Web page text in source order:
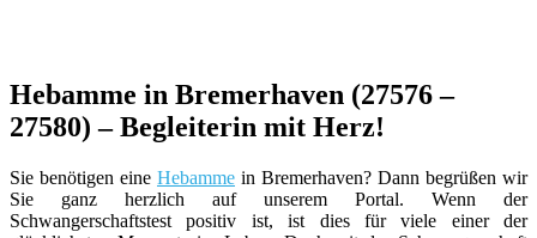
Hebamme in Bremerhaven (27576 –
27580) – Begleiterin mit Herz!
Sie benötigen eine Hebamme in Bremerhaven? Dann begrüßen wir
Sie ganz herzlich auf unserem Portal. Wenn der
Schwangerschaftstest positiv ist, ist dies für viele einer der